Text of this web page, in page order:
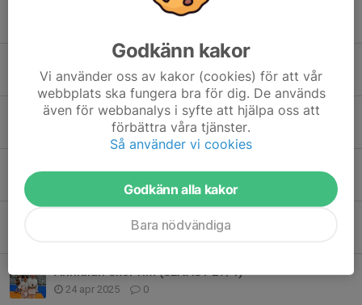
Höstlov och gästtränare
7 okt 2025 0
Intresseanmälan tävlingar och läger ht 2025
7 sep 2025 0
Kalendarium HT 2025
Anmälan Skol-RM (SENAST 27/4)
24 apr 2025 0
Godkänn kakor
Vi använder oss av kakor (cookies) för att vår
webbplats ska fungera bra för dig. De används
även för webbanalys i syfte att hjälpa oss att
förbättra våra tjänster.
Så använder vi cookies
Godkänn alla kakor
Bara nödvändiga